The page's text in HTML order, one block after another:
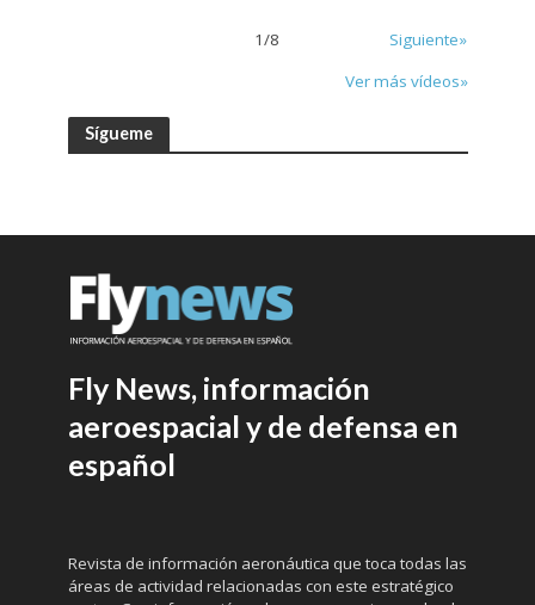
1/8
Siguiente»
Ver más vídeos»
Sígueme
Fly News, información
aeroespacial y de defensa en
español
Revista de información aeronáutica que toca todas las
áreas de actividad relacionadas con este estratégico